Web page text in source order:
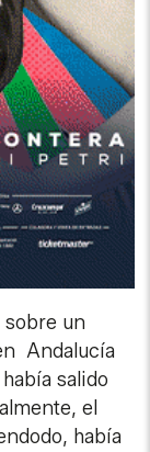
un
Andalucía
salido
el
había